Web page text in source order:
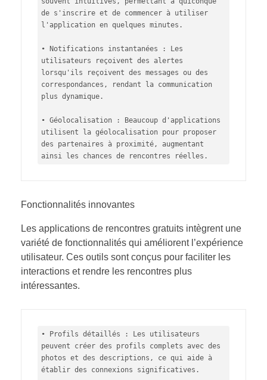
de s'inscrire et de commencer à utiliser
l'application en quelques minutes.
• Notifications instantanées : Les
utilisateurs reçoivent des alertes
lorsqu'ils reçoivent des messages ou des
correspondances, rendant la communication
plus dynamique.
• Géolocalisation : Beaucoup d'applications
utilisent la géolocalisation pour proposer
des partenaires à proximité, augmentant
ainsi les chances de rencontres réelles.
Fonctionnalités innovantes
Les applications de rencontres gratuits intègrent une
variété de fonctionnalités qui améliorent l’expérience
utilisateur. Ces outils sont conçus pour faciliter les
interactions et rendre les rencontres plus
intéressantes.
• Profils détaillés : Les utilisateurs
peuvent créer des profils complets avec des
photos et des descriptions, ce qui aide à
établir des connexions significatives.